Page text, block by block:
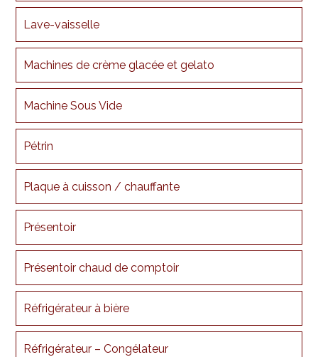
Lave-vaisselle
Machines de crème glacée et gelato
Machine Sous Vide
Pétrin
Plaque à cuisson / chauffante
Présentoir
Présentoir chaud de comptoir
Réfrigérateur à bière
Réfrigérateur – Congélateur